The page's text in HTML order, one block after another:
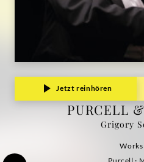
Jetzt reinhören
PURCELL
Grigory
Works